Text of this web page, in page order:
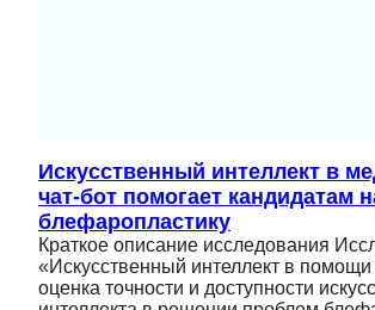
Искусственный интеллект в
чат-бот помогает кандидатам
блефаропластику
Краткое описание исследования
«Искусственный интеллект в
оценка точности и доступности